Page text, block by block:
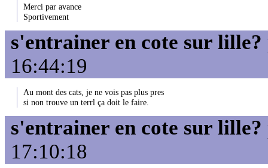
Merci par avance
Sportivement
s'entrainer en cote sur lille?
16:44:19
Au mont des cats, je ne vois pas plus pres
si non trouve un terrl ça doit le faire.
s'entrainer en cote sur lille?
17:10:18